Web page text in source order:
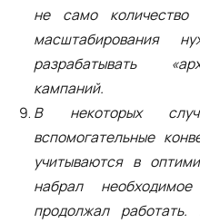
не само количество
масштабирования
разрабатывать
кампаний.
В некоторых
вспомогательные
учитываются в
набрал
продолжал работать.